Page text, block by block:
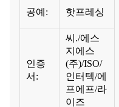
공예: 핫프레싱
인증
서:
씨./에스
지에스
(주)/ISO/
인터텍/에
프에프/라
이즈